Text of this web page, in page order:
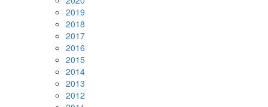
2019
2018
2017
2016
2015
2014
2013
2012